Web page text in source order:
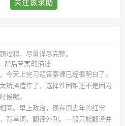
过程，尽量详尽完整。
的描述
今天上完习题答案课已经很明白了。
矫揉造作了，选择性困难还不是因为
候呢。
同。早上政治，现在用去年的红宝
背单词，翻译外刊。一般只能翻译并